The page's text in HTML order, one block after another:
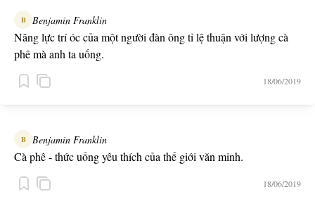
B Benjamin Franklin
Năng lực trí óc của một người đàn ông tỉ lệ thuận với lượng cà
phê mà anh ta uống.
18/06/2019
B Benjamin Franklin
Cà phê - thức uống yêu thích của thế giới văn minh.
18/06/2019